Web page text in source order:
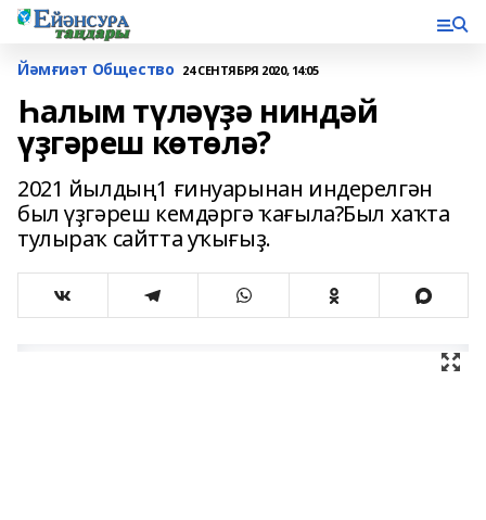
Йәмғиәт Общество 24 СЕНТЯБРЯ 2020, 14:05
Һалым түләүҙә ниндәй
үҙгәреш көтөлә?
2021 йылдың1 ғинуарынан индерелгән
был үҙгәреш кемдәргә ҡағыла?Был хаҡта
тулыраҡ сайтта уҡығыҙ.